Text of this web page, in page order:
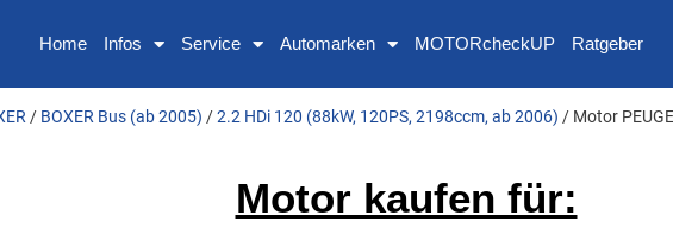
Home Infos Service Automarken MOTORcheckUP Ratgeber
/ BOXER Bus (ab 2005) /2.2 HDi 120 (88kW, 120PS, 2198ccm, ab 2006) / Motor
Motor kaufen für: